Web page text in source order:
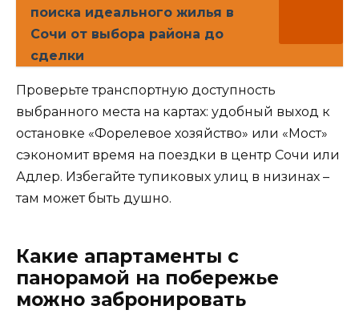
поиска идеального жилья в
Сочи от выбора района до
сделки
Проверьте транспортную доступность
выбранного места на картах: удобный выход к
остановке «Форелевое хозяйство» или «Мост»
сэкономит время на поездки в центр Сочи или
Адлер. Избегайте тупиковых улиц в низинах –
там может быть душно.
Какие апартаменты с
панорамой на побережье
можно забронировать